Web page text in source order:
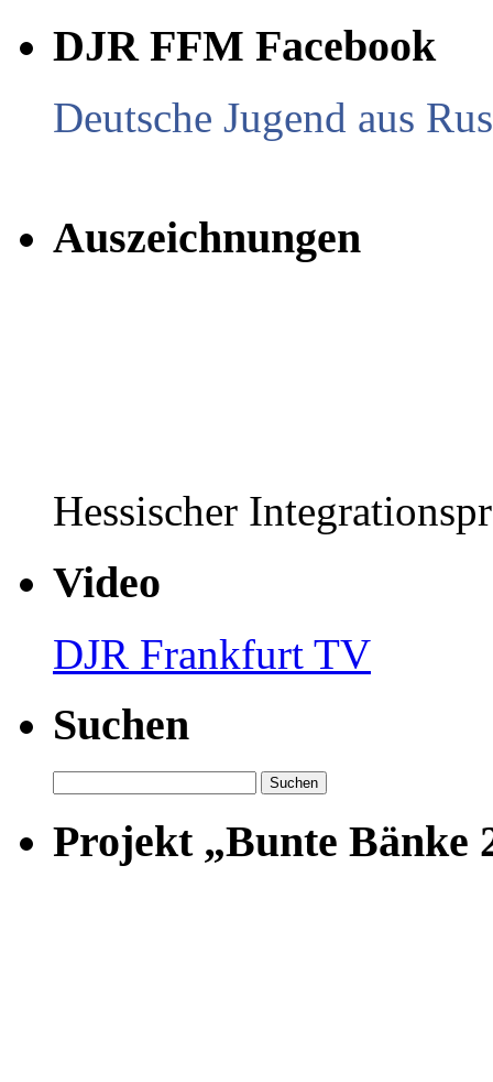
DJR FFM Facebook
Deutsche Jugend aus
Auszeichnungen
Hessischer
Video
DJR Frankfurt TV
Suchen
nach:
Projekt „Bunte Bänke